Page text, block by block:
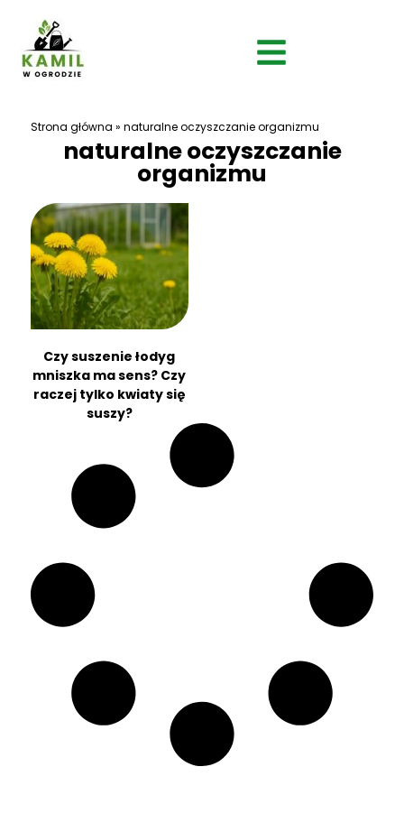
Strona główna » naturalne oczyszczanie organizmu
naturalne oczyszczanie
organizmu
Czy suszenie łodyg
mniszka ma sens? Czy
raczej tylko kwiaty się
suszy?